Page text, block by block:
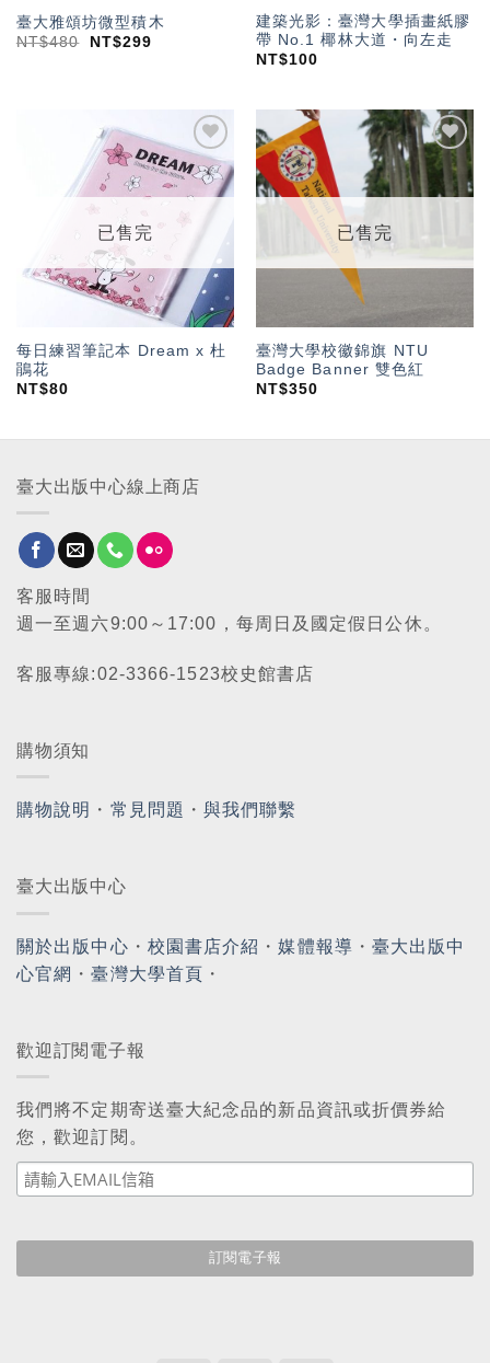
臺大雅頌坊微型積木
NT$480 NT$299
建築光影：臺灣大學插畫紙膠
帶 No.1 椰林大道・向左走
NT$100
加入
「願
望輕
已售完
每日練習筆記本 Dream x 杜
鵑花
NT$80
加入
「願
望輕
已售完
臺灣大學校徽錦旗 NTU
Badge Banner 雙色紅
NT$350
臺大出版中心線上商店
客服時間
週一至週六9:00～17:00，每周日及國定假日公休。
客服專線:02-3366-1523校史館書店
購物須知
購物說明 ・ 常見問題 ・與我們聯繫
臺大出版中心
關於出版中心 ・ 校園書店介紹 ・媒體報導 ・ 臺大出版中
心官網 ・臺灣大學首頁 ・
歡迎訂閱電子報
我們將不定期寄送臺大紀念品的新品資訊或折價券給
您，歡迎訂閱。